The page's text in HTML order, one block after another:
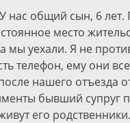
общий сын, 6 лет.
место
мы уехали. Я не
телефон, ему они
нашего отъезда
бывший супруг
его